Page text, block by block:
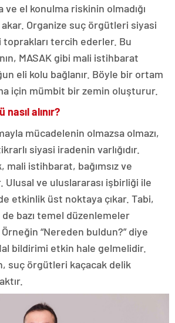
ve el konulma riskinin olmadığı
Organize suç örgütleri siyasi
tercih ederler. Bu
MASAK gibi mali istihbarat
eli kolu bağlanır. Böyle bir ortam
için mümbit bir zemin oluşturur.
alınır?
mücadelenin olmazsa olmazı,
siyasi iradenin varlığıdır.
mali istihbarat, bağımsız ve
Ulusal ve uluslararası işbirliği ile
etkinlik üst noktaya çıkar. Tabi,
bazı temel düzenlemeler
“Nereden buldun?” diye
bildirimi etkin hale gelmelidir.
suç örgütleri kaçacak delik